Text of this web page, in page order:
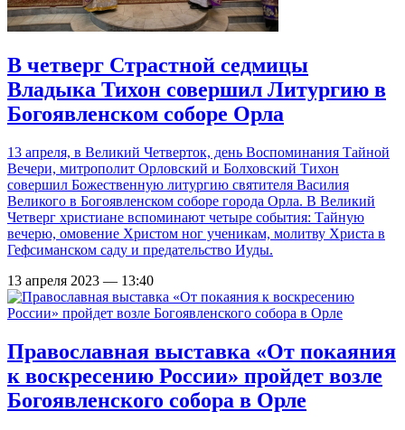
В четверг Страстной седмицы
Владыка Тихон совершил Литургию в
Богоявленском соборе Орла
13 апреля, в Великий Четверток, день Воспоминания Тайной
Вечери, митрополит Орловский и Болховский Тихон
совершил Божественную литургию святителя Василия
Великого в Богоявленском соборе города Орла. В Великий
Четверг христиане вспоминают четыре события: Тайную
вечерю, омовение Христом ног ученикам, молитву Христа в
Гефсиманском саду и предательство Иуды.
13 апреля 2023 — 13:40
Православная выставка «От покаяния
к воскресению России» пройдет возле
Богоявленского собора в Орле